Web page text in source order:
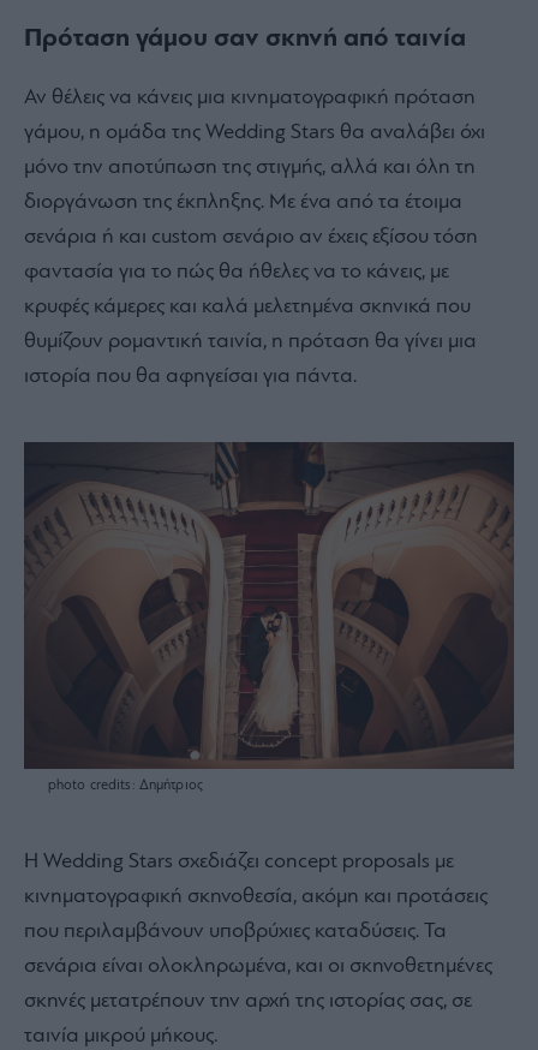
Πρόταση γάμου σαν σκηνή από ταινία
Αν θέλεις να κάνεις μια κινηματογραφική πρόταση
γάμου, η ομάδα της Wedding Stars θα αναλάβει όχι
μόνο την αποτύπωση της στιγμής, αλλά και όλη τη
διοργάνωση της έκπληξης. Με ένα από τα έτοιμα
σενάρια ή και custom σενάριο αν έχεις εξίσου τόση
φαντασία για το πώς θα ήθελες να το κάνεις, με
κρυφές κάμερες και καλά μελετημένα σκηνικά που
θυμίζουν ρομαντική ταινία, η πρόταση θα γίνει μια
ιστορία που θα αφηγείσαι για πάντα.
photo credits: Δημήτριος
Η Wedding Stars σχεδιάζει concept proposals με
κινηματογραφική σκηνοθεσία, ακόμη και προτάσεις
που περιλαμβάνουν υποβρύχιες καταδύσεις. Τα
σενάρια είναι ολοκληρωμένα, και οι σκηνοθετημένες
σκηνές μετατρέπουν την αρχή της ιστορίας σας, σε
ταινία μικρού μήκους.